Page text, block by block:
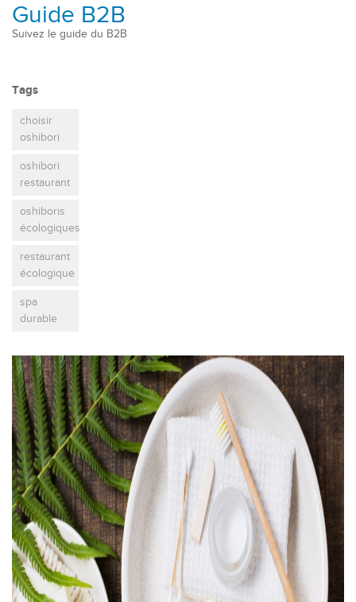
Guide B2B
Suivez le guide du B2B
Tags
choisir
oshibori
oshibori
restaurant
oshiboris
écologiques
restaurant
écologique
spa
durable